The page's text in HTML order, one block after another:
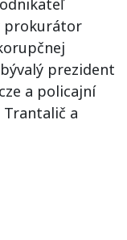
prokurátor
prezident
a policajní
a